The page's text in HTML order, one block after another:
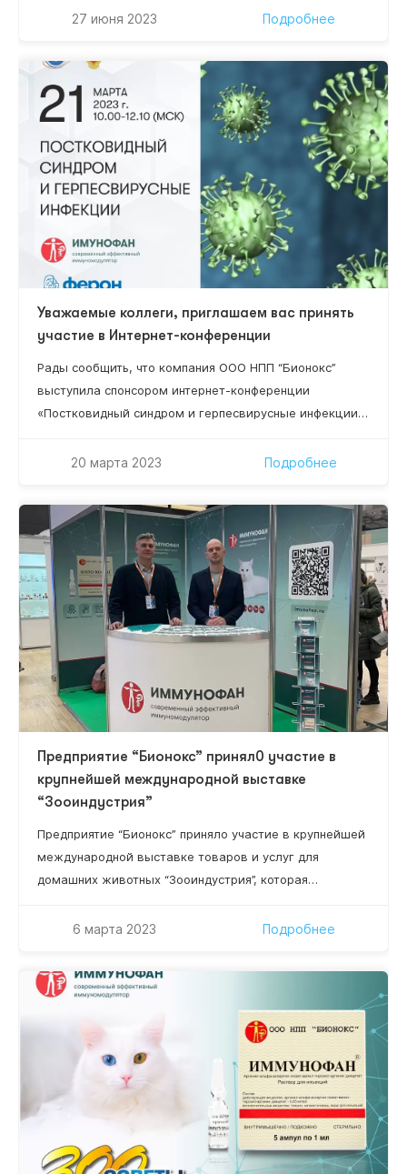
который состоится «27» июня 2023 г. в 12:00 (по мск
доктор медицинских наук, профессор Нестерова И.В.
27 июня 2023 Подробнее
Уважаемые коллеги, приглашаем вас принять
участие в Интернет-конференции
Рады сообщить, что компания ООО НПП “Бионокс”
выступила спонсором интернет-конференции
«Постковидный синдром и герпесвирусные инфекции»,
Уважаемые коллеги, приглашаем всех желающих
Нестерова Ирина Вадимовна –– д.м.н., профессор,
профессор кафедры клинической иммунологии,
аллергологии и адаптологии ФНМО МИ, ФГАОУ ВО
«Российский университет дружбы народов»
Минобрнауки…
20 марта 2023 Подробнее
Предприятие “Бионокс” принял0 участие в
крупнейшей международной выставке
“Зооиндустрия”
Предприятие “Бионокс” приняло участие в крупнейшей
международной выставке товаров и услуг для
домашних животных “Зооиндустрия”, которая
“ЭКСПОФОРУМ” в Санкт-Петербурге. Три дня выставки
зооветеринарного бизнеса: дистрибьюторы,
ветеринарные врачи, заводчики собак и кошек.
Посетители нашего стенда напрямую задавали
вопросы по сотрудничеству и представлению
препарата…
6 марта 2023 Подробнее